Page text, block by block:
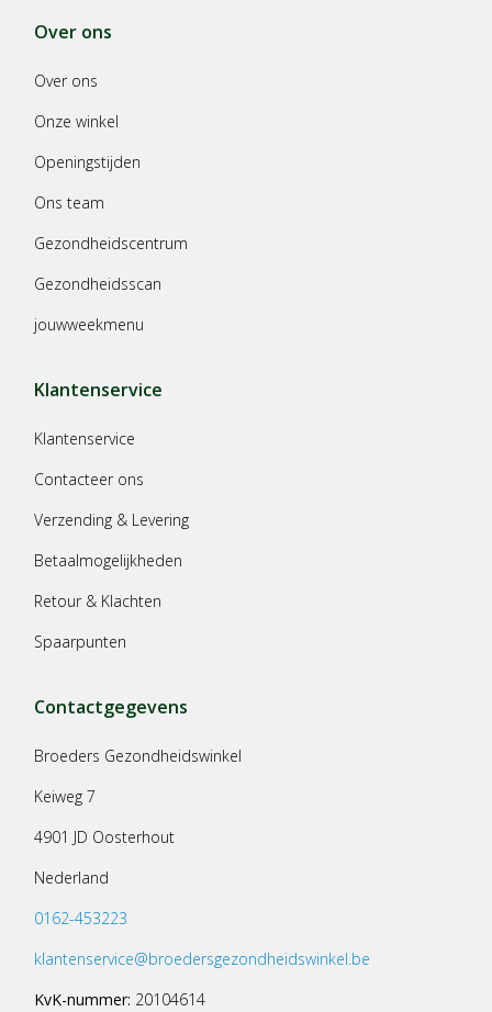
Over ons
Over ons
Onze winkel
Openingstijden
Ons team
Gezondheidscentrum
Gezondheidsscan
jouwweekmenu
Klantenservice
Klantenservice
Contacteer ons
Verzending & Levering
Betaalmogelijkheden
Retour & Klachten
Spaarpunten
Contactgegevens
Broeders Gezondheidswinkel
Keiweg 7
4901 JD Oosterhout
Nederland
0162-453223
klantenservice@broedersgezondheidswinkel.be
KvK-nummer: 20104614